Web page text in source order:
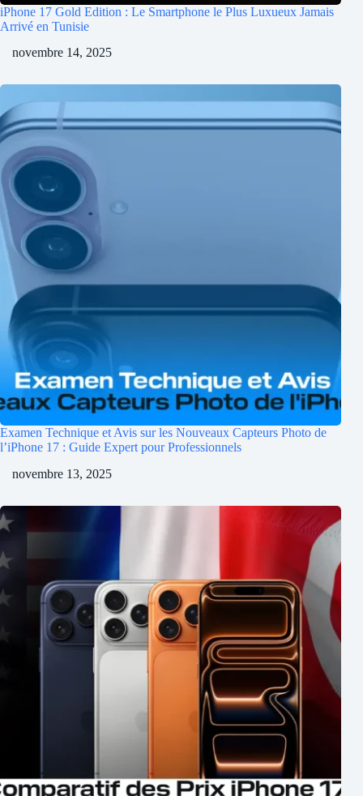
iPhone 17 Gold Edition : Le Smartphone le Plus Luxueux Jamais
Arrivé en Tunisie
novembre 14, 2025
Examen Technique et Avis sur les Nouveaux Capteurs Photo de
l’iPhone 17 : Guide Expert pour Professionnels
novembre 13, 2025